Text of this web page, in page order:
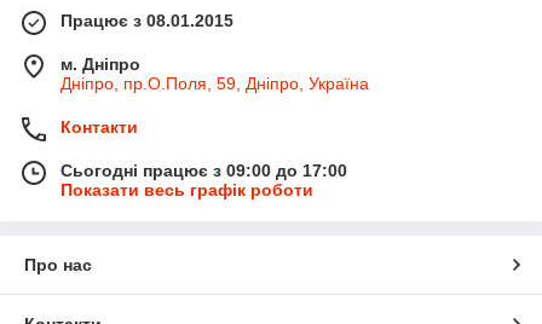
Працює з 08.01.2015
м. Дніпро
Дніпро, пр.О.Поля, 59, Дніпро, Україна
Контакти
Сьогодні працює з 09:00 до 17:00
Показати весь графік роботи
Про нас